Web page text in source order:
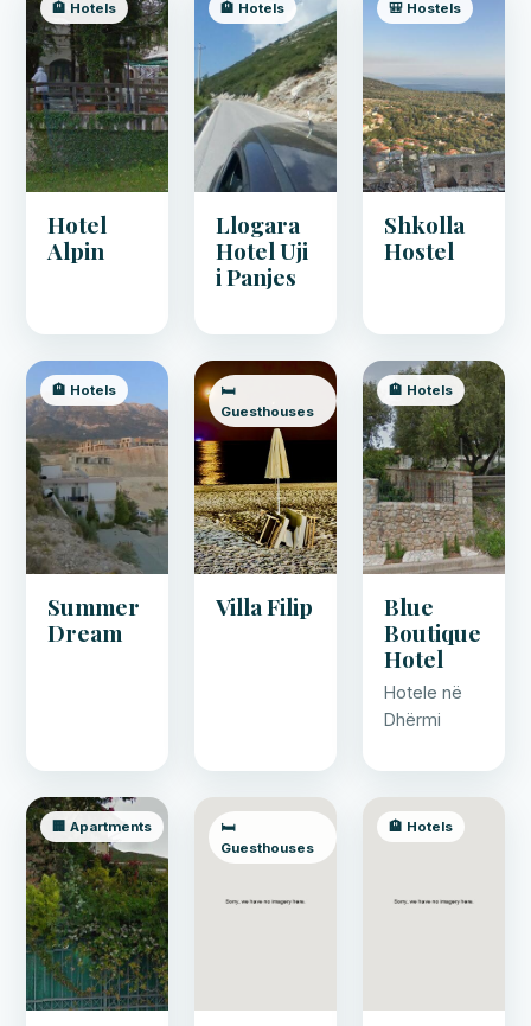
🏨 Hotels
Hotel
Alpin
🏨 Hotels
Llogara
Hotel Uji
i Panjes
🎒 Hostels
Shkolla
Hostel
🏨 Hotels
Summer
Dream
🛏️
Guesthouses
Villa Filip
🏨 Hotels
Blue
Boutique
Hotel
Hotele në
Dhërmi
🏢 Apartments
🛏️
Guesthouses
🏨 Hotels